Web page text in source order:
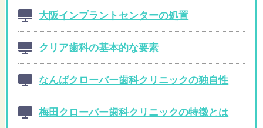
大阪インプラントセンターの処置
クリア歯科の基本的な要素
なんばクローバー歯科クリニックの独自性
梅田クローバー歯科クリニックの特徴とは